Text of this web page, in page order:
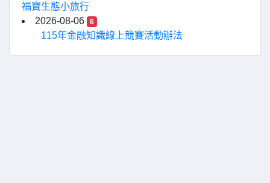
福寶生態小旅行
2026-08-06
6
115年金融知識線上競賽活動辦法